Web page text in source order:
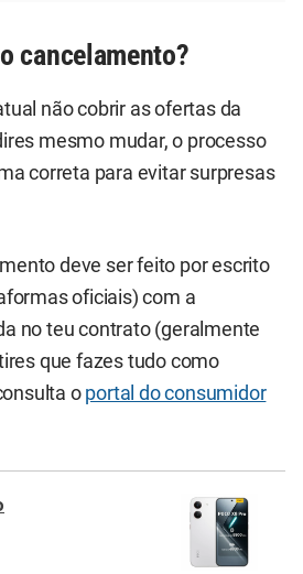
cancelamento?
não cobrir as ofertas da
mesmo mudar, o processo
correta para evitar surpresas
deve ser feito por escrito
oficiais) com a
no teu contrato (geralmente
que fazes tudo como
oportal do consumidor